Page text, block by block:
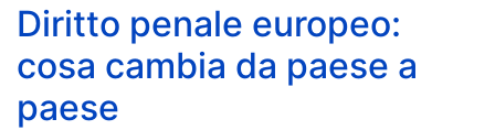
Diritto penale europeo:
cosa cambia da paese a
paese